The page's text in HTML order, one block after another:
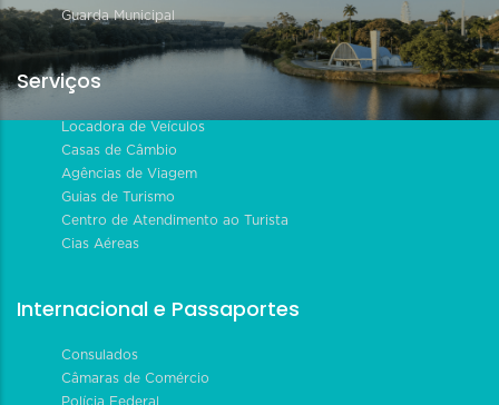
Guarda Municipal
Serviços
Locadora de Veículos
Casas de Câmbio
Agências de Viagem
Guias de Turismo
Centro de Atendimento ao Turista
Cias Aéreas
Internacional e Passaportes
Consulados
Câmaras de Comércio
Polícia Federal